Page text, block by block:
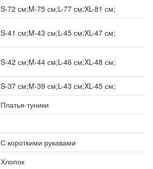
S-72 см;M-75 см;L-77 см;XL-81 см;
S-41 см;M-43 см;L-45 см;XL-47 см;
S-42 см;M-44 см;L-46 см;XL-48 см;
S-37 см;M-39 см;L-43 см;XL-45 см;
Платья-туники
С короткими рукавами
Хлопок